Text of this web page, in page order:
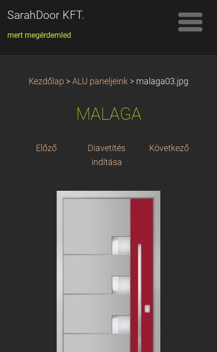
SarahDoor KFT.
mert megérdemled
Kezdőlap > ALU paneljeink > malaga03.jpg
MALAGA
Előző
Diavetítés
indítása
Következő